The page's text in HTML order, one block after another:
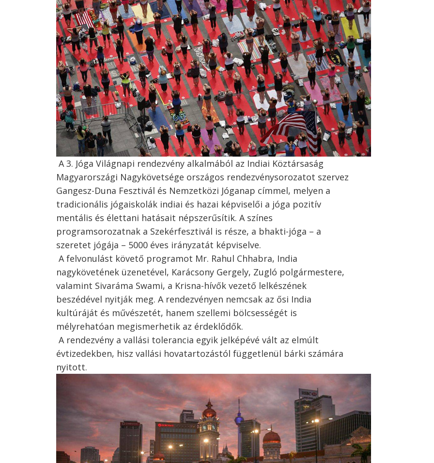
A 3. Jóga Világnapi rendezvény alkalmából az Indiai Köztársaság
Magyarországi Nagykövetsége országos rendezvénysorozatot szervez
Gangesz-Duna Fesztivál és Nemzetközi Jóganap címmel, melyen a
tradicionális jógaiskolák indiai és hazai képviselői a jóga pozitív
mentális és élettani hatásait népszerűsítik. A színes
programsorozatnak a Szekérfesztivál is része, a bhakti-jóga – a
szeretet jógája – 5000 éves irányzatát képviselve.
A felvonulást követő programot Mr. Rahul Chhabra, India
nagykövetének üzenetével, Karácsony Gergely, Zugló polgármestere,
valamint Sivaráma Swami, a Krisna-hívők vezető lelkészének
beszédével nyitják meg. A rendezvényen nemcsak az ősi India
kultúráját és művészetét, hanem szellemi bölcsességét is
mélyrehatóan megismerhetik az érdeklődők.
A rendezvény a vallási tolerancia egyik jelképévé vált az elmúlt
évtizedekben, hisz vallási hovatartozástól függetlenül bárki számára
nyitott.